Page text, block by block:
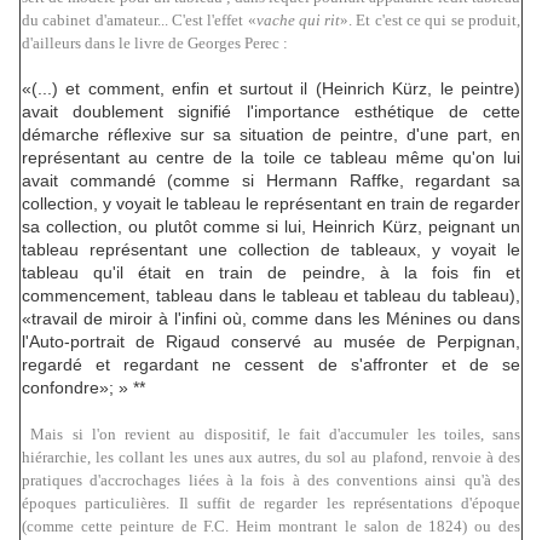
du cabinet d'amateur... C'est l'effet «vache qui rit». Et c'est ce qui se produit,
d'ailleurs dans le livre de Georges Perec :
«(...) et comment, enfin et surtout il (Heinrich Kürz, le peintre)
avait doublement signifié l'importance esthétique de cette
démarche réflexive sur sa situation de peintre, d'une part, en
représentant au centre de la toile ce tableau même qu'on lui
avait commandé (comme si Hermann Raffke, regardant sa
collection, y voyait le tableau le représentant en train de regarder
sa collection, ou plutôt comme si lui, Heinrich Kürz, peignant un
tableau représentant une collection de tableaux, y voyait le
tableau qu'il était en train de peindre, à la fois fin et
commencement, tableau dans le tableau et tableau du tableau),
«travail de miroir à l'infini où, comme dans les Ménines ou dans
l'Auto-portrait de Rigaud conservé au musée de Perpignan,
regardé et regardant ne cessent de s'affronter et de se
confondre»; » **
Mais si l'on revient au dispositif, le fait d'accumuler les toiles, sans
hiérarchie, les collant les unes aux autres, du sol au plafond, renvoie à des
pratiques d'accrochages liées à la fois à des conventions ainsi qu'à des
époques particulières. Il suffit de regarder les représentations d'époque
(comme cette peinture de F.C. Heim montrant le salon de 1824) ou des